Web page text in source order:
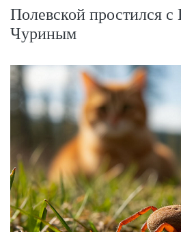
Полевской простился
Чуриным